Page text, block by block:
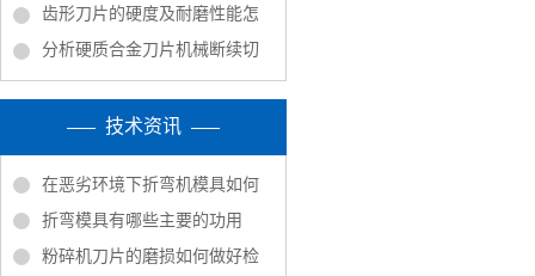
齿形刀片的硬度及耐磨性能怎
分析硬质合金刀片机械断续切
技术资讯
在恶劣环境下折弯机模具如何
折弯模具有哪些主要的功用
粉碎机刀片的磨损如何做好检